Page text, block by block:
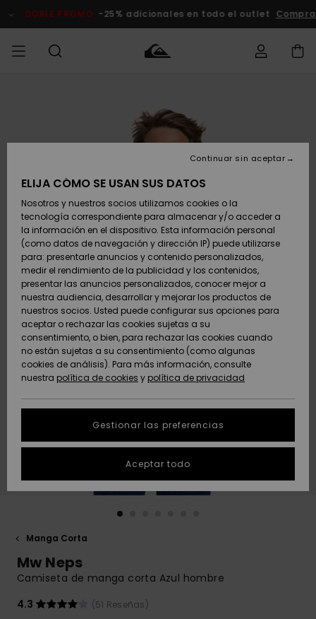
del
DOBLE PROMO -25% adicionales en todo el outlet Comprar
Zapatos y
chanclas
Surf
Snow
Novedades
Destacados
Zapatos y
chanclas
Surf
Snow
Novedades
Destacados
Destacados
Snow
SURF
Hombre
Highlights
Comunidad
SNOW
Snow
Hombre
Snow Niños
Tienda
Snow Mujer
Destacados
Comunidad
DOBLE
PROMO
Hombre
Outlet
Mujer
AYUDA &
CONTACTO
Envio
Devoluciones
Pago
Tarjeta de
regalo
Quiksilver
Freedom
Protección de
datos
personales
Inicia una
conversación
la respuesta
más rápida a
respuestas a
las preguntas
SOSTENIBILIDAD
Manga Corta
Mw Neps
Camiseta de manga corta Azul hombre
4.3
(51 Reseñas)
ELIJA CÓMO SE USAN SUS DATOS
Nosotros y nuestros socios utilizamos cookies o la
tecnología correspondiente para almacenar y/o acceder a
la información en el dispositivo. Esta información personal
(como datos de navegación y dirección IP) puede utilizarse
para: presentarle anuncios y contenido personalizados,
medir el rendimiento de la publicidad y los contenidos,
presentar las anuncios personalizados, conocer mejor a
nuestra audiencia, desarrollar y mejorar los productos de
nuestros socios. Usted puede configurar sus opciones para
aceptar o rechazar las cookies sujetas a su
consentimiento, o bien, para rechazar las cookies cuando
no están sujetas a su consentimiento (como algunas
cookies de análisis). Para más información, consulte
nuestra política de cookies y política de privacidad
Gestionar las preferencias
Continuar sin aceptar
Aceptar todo